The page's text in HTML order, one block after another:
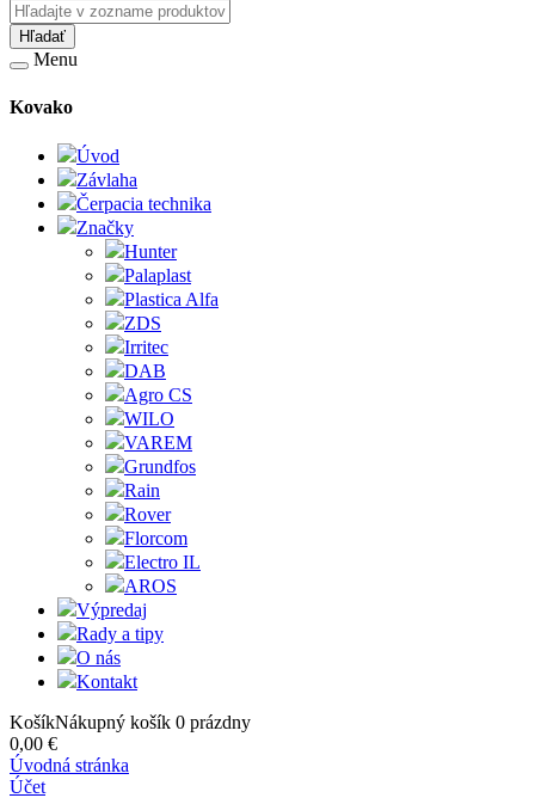
Hľadať
Menu
Kovako
Úvod
Závlaha
Čerpacia technika
Značky
Hunter
Palaplast
Plastica Alfa
ZDS
Irritec
DAB
Agro CS
WILO
VAREM
Grundfos
Rain
Rover
Florcom
Electro IL
AROS
Výpredaj
Rady a tipy
O nás
Kontakt
KošíkNákupný košík 0 prázdny
0,00 €
Úvodná stránka
Účet